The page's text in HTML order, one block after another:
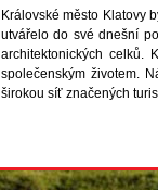
Královské město Klatovy
utvářelo do své dnešní
architektonických celků.
společenským životem.
širokou síť značených